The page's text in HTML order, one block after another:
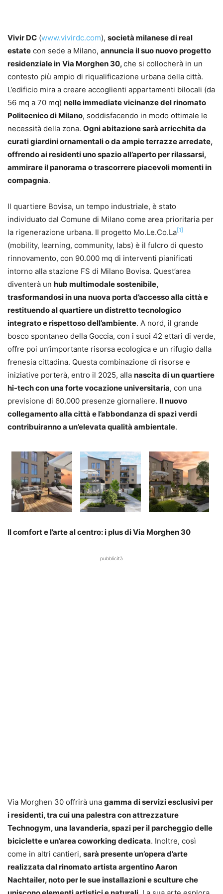
Vivir DC (www.vivirdc.com), società milanese di real
estate con sede a Milano, annuncia il suo nuovo progetto
residenziale in Via Morghen 30,che si collocherà in un
contesto più ampio di riqualificazione urbana della città.
L’edificio mira a creare accoglienti appartamenti bilocali (da
56 mq a 70 mq) nelle immediate vicinanze del rinomato
Politecnico di Milano, soddisfacendo in modo ottimale le
necessità della zona. Ogni abitazione sarà arricchita da
curati giardini ornamentali o da ampie terrazze arredate,
offrendo ai residenti uno spazio all’aperto per rilassarsi,
ammirare il panorama o trascorrere piacevoli momenti in
compagnia.
Il quartiere Bovisa, un tempo industriale, è stato
individuato dal Comune di Milano come area prioritaria per
la rigenerazione urbana. Il progetto Mo.Le.Co.La[1]
(mobility, learning, community, labs) è il fulcro di questo
rinnovamento, con 90.000 mq di interventi pianificati
intorno alla stazione FS di Milano Bovisa. Quest’area
diventerà un hub multimodale sostenibile,
trasformandosi in una nuova porta d’accesso alla città e
restituendo al quartiere un distretto tecnologico
integrato e rispettoso dell’ambiente. A nord, il grande
bosco spontaneo della Goccia, con i suoi 42 ettari di verde,
offre poi un’importante risorsa ecologica e un rifugio dalla
frenesia cittadina. Questa combinazione di risorse e
iniziative porterà, entro il 2025, alla nascita di un quartiere
hi-tech con una forte vocazione universitaria, con una
previsione di 60.000 presenze giornaliere. Il nuovo
collegamento alla città e l’abbondanza di spazi verdi
contribuiranno a un’elevata qualità ambientale.
Il comfort e l’arte al centro: i plus di Via Morghen 30
pubblicità
Via Morghen 30 offrirà una gamma di servizi esclusivi per
i residenti, tra cui una palestra con attrezzature
Technogym, una lavanderia, spazi per il parcheggio delle
biciclette e un’area coworking dedicata. Inoltre, così
come in altri cantieri, sarà presente un’opera d’arte
realizzata dal rinomato artista argentino Aaron
Nachtailer, noto per le sue installazioni e sculture che